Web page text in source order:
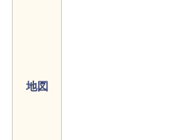
地図